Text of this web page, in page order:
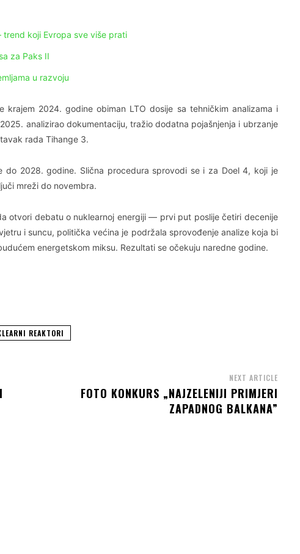
koji Evropa sve više prati
za Paks II
u razvoju
krajem 2024. godine obiman LTO dosije sa tehničkim analizama i
analizirao dokumentaciju, tražio dodatna pojašnjenja i ubrzanje
rada Tihange 3.
do 2028. godine. Slična procedura sprovodi se i za Doel 4, koji je
mreži do novembra.
otvori debatu o nuklearnoj energiji — prvi put poslije četiri decenije
i suncu, politička većina je podržala sprovođenje analize koja bi
energetskom miksu. Rezultati se očekuju naredne godine.
REAKTORI
NEXT ARTICLE
FOTO KONKURS „NAJZELENIJI PRIMJERI
ZAPADNOG BALKANA”